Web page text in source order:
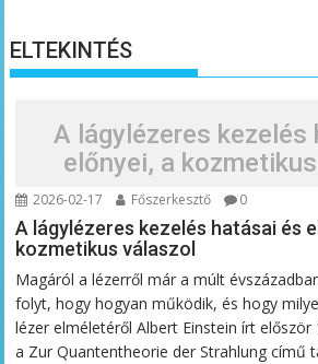
ELTEKINTÉS
A lágylézeres kezelés
előnyei, a
2026-02-17 Főszerkesztő 0
A lágylézeres kezelés hatásai és
kozmetikus válaszol
Magáról a lézerről már a múlt
folyt, hogy hogyan működik, és hogy
lézer elméletéről Albert Einstein írt először
a Zur Quantentheorie der Strahlung című